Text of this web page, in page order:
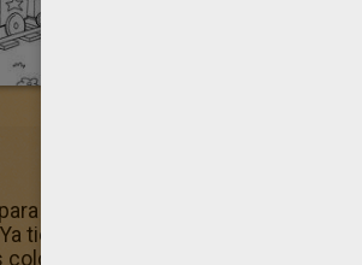
colorear? ¡Por supuesto que sí
tienes muchos Dora y sus amigos
con la fábrica para pintar,